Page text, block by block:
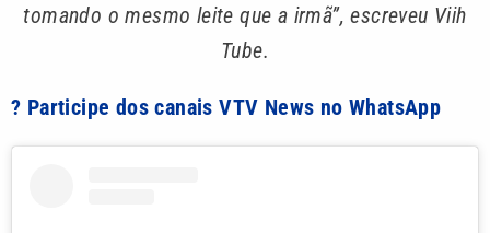
tomando o mesmo leite que a irmã”, escreveu Viih
Tube.
? Participe dos canais VTV News no WhatsApp